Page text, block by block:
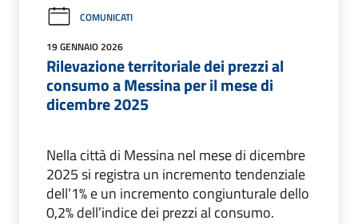
COMUNICATI
19 GENNAIO 2026
Rilevazione territoriale dei prezzi al
consumo a Messina per il mese di
dicembre 2025
Nella città di Messina nel mese di dicembre
2025 si registra un incremento tendenziale
dell’1% e un incremento congiunturale dello
0,2% dell’indice dei prezzi al consumo.